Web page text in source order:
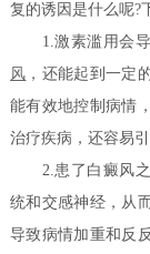
复的诱因是什么呢?
1.激素滥用会导
风 ，还能起到一定
能有效地控制病情
治疗疾病，还容易引
2.患了白癜风之
统和交感神经，从
导致病情加重和反